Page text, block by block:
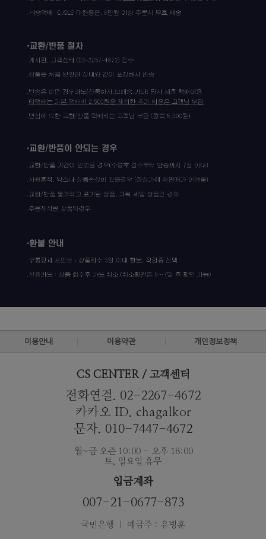
이용안내 이용약관 개인정보정책
CS CENTER / 고객센터
전화연결. 02-2267-4672
카카오 ID. chagalkor
문자. 010-7447-4672
월~금 오즌 10:00 - 오후 18:00
토, 일요일 휴무
입금계좌
007-21-0677-873
국민은행 ｜ 예금주 : 유병훈